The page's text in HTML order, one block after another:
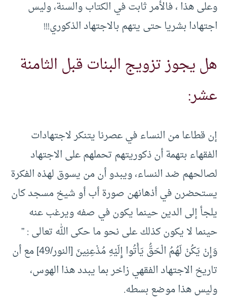
وعلى هذا ، فالأمر ثابت في الكتاب والسنة، وليس
اجتهادا بشريا حتى يتهم بالاجتهاد الذكوري!!!
هل يجوز تزويج البنات قبل الثامنة
عشر:
إن قطاعا من النساء في عصرنا يتنكر لاجتهادات
الفقهاء بتهمة أن ذكوريتهم تحملهم على الاجتهاد
لصالحهم ضد النساء، ويبدو أن من يسوق لهذه الفكرة
يستحضرن في أذهانهن صورة أب أو شيخ مسجد كان
يلجأ إلى الدين حينما يكون في صفه ويرغب عنه
حينما لا يكون كذلك على نحو ما حكى الله تعالى : ”
وَإِنْ يَكُنْ لَهُمُ الْحَقُّ يَأْتُوا إِلَيْهِ مُذْعِنِينَ [النور/49] مع أن
تاريخ الاجتهاد الفقهي زاخر بما يبدد هذا الهوس،
وليس هذا موضع بسطه.